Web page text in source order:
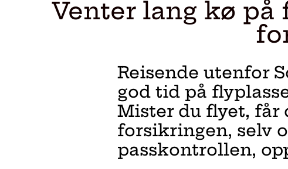
Venter lang kø på
Reisende utenfor
god tid på
Mister du flyet, får
forsikringen, selv
passkontrollen,